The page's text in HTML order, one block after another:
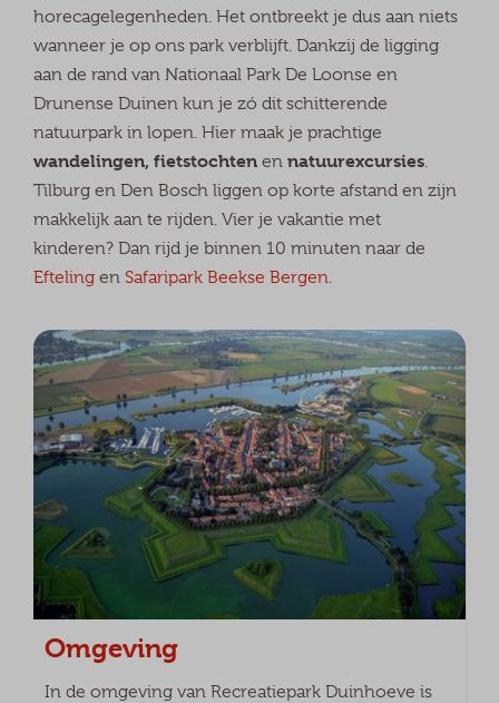
horecagelegenheden. Het ontbreekt je dus aan niets
wanneer je op ons park verblijft. Dankzij de ligging
aan de rand van Nationaal Park De Loonse en
Drunense Duinen kun je zó dit schitterende
natuurpark in lopen. Hier maak je prachtige
wandelingen, fietstochten ennatuurexcursies.
Tilburg en Den Bosch liggen op korte afstand en zijn
makkelijk aan te rijden. Vier je vakantie met
kinderen? Dan rijd je binnen 10 minuten naar de
Efteling enSafaripark Beekse Bergen.
Omgeving
In de omgeving van Recreatiepark Duinhoeve is